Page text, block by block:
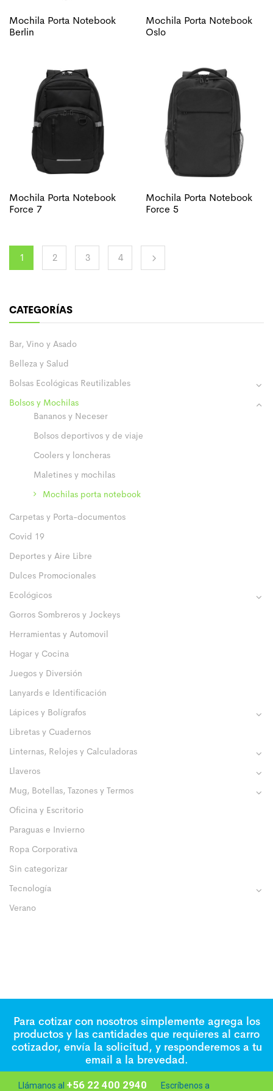
CATEGORÍAS
Bar, Vino y Asado
Belleza y Salud
Bolsas Ecológicas Reutilizables
Bolsos y Mochilas
Bananos y Neceser
Bolsos deportivos y de viaje
Coolers y loncheras
Maletines y mochilas
Mochilas porta notebook
Carpetas y Porta-documentos
Covid 19
Deportes y Aire Libre
Dulces Promocionales
Ecológicos
Gorros Sombreros y Jockeys
Herramientas y Automovil
Hogar y Cocina
Juegos y Diversión
Lanyards e Identificación
Lápices y Bolígrafos
Libretas y Cuadernos
Linternas, Relojes y Calculadoras
Llaveros
Mug, Botellas, Tazones y Termos
Oficina y Escritorio
Paraguas e Invierno
Ropa Corporativa
Sin categorizar
Tecnología
Verano
Mochila Porta Notebook
Berlin
Mochila Porta Notebook
Oslo
Mochila Porta Notebook
Force 7
Mochila Porta Notebook
Force 5
1 2 3 4
Para cotizar con nosotros simplemente agrega los
productos y las cantidades que requieres al carro
cotizador, envía la solicitud, y responderemos a tu
email a la brevedad.
Llámanos al +56 22 400 2940 Escríbenos a